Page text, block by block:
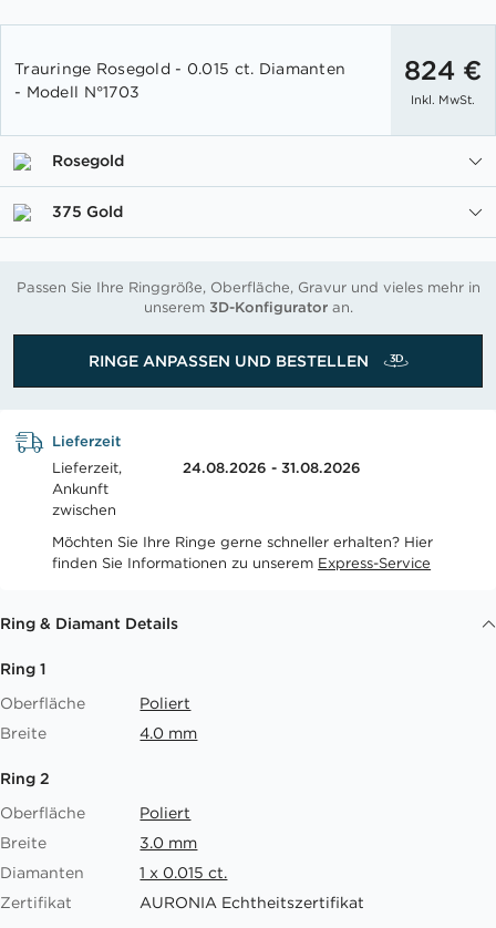
der
Bildgalerie
Trauringe Rosegold - 0.015 ct. Diamanten
- Modell N°1703
824 €
Inkl. MwSt.
Rosegold
375 Gold
Passen Sie Ihre Ringgröße, Oberfläche, Gravur und vieles mehr in
unserem 3D-Konfiguratoran.
RINGE ANPASSEN UND BESTELLEN
Lieferzeit
Lieferzeit,
Ankunft
zwischen
24.08.2026 - 31.08.2026
Möchten Sie Ihre Ringe gerne schneller erhalten? Hier
finden Sie Informationen zu unserem Express-Service
Ring & Diamant Details
Ring 1
Oberfläche
Poliert
Breite
4.0 mm
Ring 2
Oberfläche
Poliert
Breite
3.0 mm
Diamanten
1 x 0.015 ct.
Zertifikat
AURONIA Echtheitszertifikat